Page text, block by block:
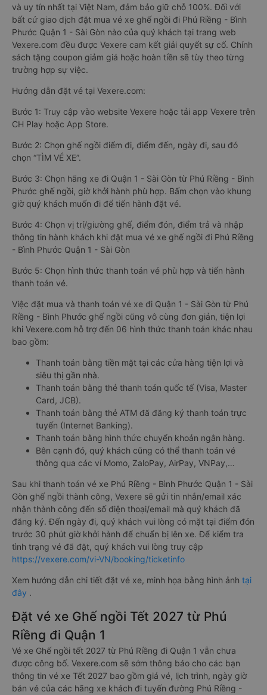
và uy tín nhất tại Việt Nam, đảm bảo giữ chỗ 100%. Đối với
bất cứ giao dịch đặt mua vé xe ghế ngồi đi Phú Riềng - Bình
Phước Quận 1 - Sài Gòn nào của quý khách tại trang web
Vexere.com đều được Vexere cam kết giải quyết sự cố. Chính
sách tặng coupon giảm giá hoặc hoàn tiền sẽ tùy theo từng
trường hợp sự việc.
Hướng dẫn đặt vé tại Vexere.com:
Bước 1: Truy cập vào website Vexere hoặc tải app Vexere trên
CH Play hoặc App Store.
Bước 2: Chọn ghế ngồi điểm đi, điểm đến, ngày đi, sau đó
chọn “TÌM VÉ XE”.
Bước 3: Chọn hãng xe đi Quận 1 - Sài Gòn từ Phú Riềng - Bình
Phước ghế ngồi, giờ khởi hành phù hợp. Bấm chọn vào khung
giờ quý khách muốn đi để tiến hành đặt vé.
Bước 4: Chọn vị trí/giường ghế, điểm đón, điểm trả và nhập
thông tin hành khách khi đặt mua vé xe ghế ngồi đi Phú Riềng
- Bình Phước Quận 1 - Sài Gòn
Bước 5: Chọn hình thức thanh toán vé phù hợp và tiến hành
thanh toán vé.
Việc đặt mua và thanh toán vé xe đi Quận 1 - Sài Gòn từ Phú
Riềng - Bình Phước ghế ngồi cũng vô cùng đơn giản, tiện lợi
khi Vexere.com hỗ trợ đến 06 hình thức thanh toán khác nhau
bao gồm:
Thanh toán bằng tiền mặt tại các cửa hàng tiện lợi và
siêu thị gần nhà.
Thanh toán bằng thẻ thanh toán quốc tế (Visa, Master
Card, JCB).
Thanh toán bằng thẻ ATM đã đăng ký thanh toán trực
tuyến (Internet Banking).
Thanh toán bằng hình thức chuyển khoản ngân hàng.
Bên cạnh đó, quý khách cũng có thể thanh toán vé
thông qua các ví Momo, ZaloPay, AirPay, VNPay,…
Sau khi thanh toán vé xe Phú Riềng - Bình Phước Quận 1 - Sài
Gòn ghế ngồi thành công, Vexere sẽ gửi tin nhắn/email xác
nhận thành công đến số điện thoại/email mà quý khách đã
đăng ký. Đến ngày đi, quý khách vui lòng có mặt tại điểm đón
trước 30 phút giờ khởi hành để chuẩn bị lên xe. Để kiểm tra
tình trạng vé đã đặt, quý khách vui lòng truy cập
https://vexere.com/vi-VN/booking/ticketinfo
Xem hướng dẫn chi tiết đặt vé xe, minh họa bằng hình ảnh tại
đây .
Đặt vé xe Ghế ngồi Tết 2027 từ Phú
Riềng đi Quận 1
Vé xe Ghế ngồi tết 2027 từ Phú Riềng đi Quận 1 vẫn chưa
được công bố. Vexere.com sẽ sớm thông báo cho các bạn
thông tin vé xe Tết 2027 bao gồm giá vé, lịch trình, ngày giờ
bán vé của các hãng xe khách đi tuyến đường Phú Riềng -